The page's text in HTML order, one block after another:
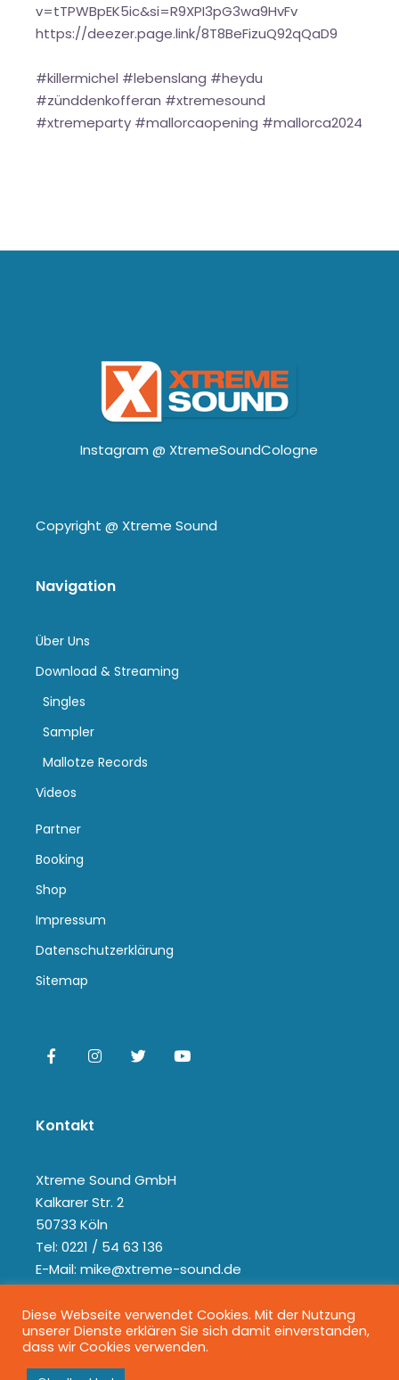
v=tTPWBpEK5ic&si=R9XPI3pG3wa9HvFv
https://deezer.page.link/8T8BeFizuQ92qQaD9
#killermichel #lebenslang #heydu
#zünddenkofferan #xtremesound
#xtremeparty #mallorcaopening #mallorca2024
Instagram @ XtremeSoundCologne
Copyright @ Xtreme Sound
Navigation
Über Uns
Download & Streaming
Singles
Sampler
Mallotze Records
Videos
Partner
Booking
Shop
Impressum
Datenschutzerklärung
Sitemap
Kontakt
Xtreme Sound GmbH
Kalkarer Str. 2
50733 Köln
Tel: 0221 / 54 63 136
E-Mail: mike@xtreme-sound.de
Diese Webseite verwendet Cookies. Mit der Nutzung
unserer Dienste erklären Sie sich damit einverstanden,
dass wir Cookies verwenden.